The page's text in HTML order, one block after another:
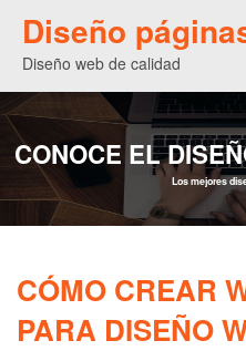
Diseño
Diseño web de calidad
CONOCE EL
Los mejores
CÓMO CREAR
PARA DISEÑO